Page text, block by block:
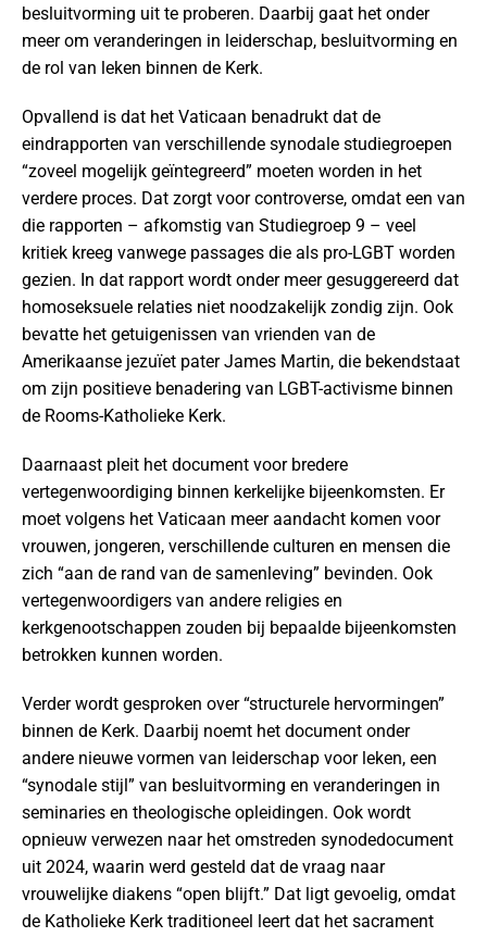
besluitvorming uit te proberen. Daarbij gaat het onder
meer om veranderingen in leiderschap, besluitvorming en
de rol van leken binnen de Kerk.
Opvallend is dat het Vaticaan benadrukt dat de
eindrapporten van verschillende synodale studiegroepen
“zoveel mogelijk geïntegreerd” moeten worden in het
verdere proces. Dat zorgt voor controverse, omdat een van
die rapporten – afkomstig van Studiegroep 9 – veel
kritiek kreeg vanwege passages die als pro-LGBT worden
gezien. In dat rapport wordt onder meer gesuggereerd dat
homoseksuele relaties niet noodzakelijk zondig zijn. Ook
bevatte het getuigenissen van vrienden van de
Amerikaanse jezuïet pater James Martin, die bekendstaat
om zijn positieve benadering van LGBT-activisme binnen
de Rooms-Katholieke Kerk.
Daarnaast pleit het document voor bredere
vertegenwoordiging binnen kerkelijke bijeenkomsten. Er
moet volgens het Vaticaan meer aandacht komen voor
vrouwen, jongeren, verschillende culturen en mensen die
zich “aan de rand van de samenleving” bevinden. Ook
vertegenwoordigers van andere religies en
kerkgenootschappen zouden bij bepaalde bijeenkomsten
betrokken kunnen worden.
Verder wordt gesproken over “structurele hervormingen”
binnen de Kerk. Daarbij noemt het document onder
andere nieuwe vormen van leiderschap voor leken, een
“synodale stijl” van besluitvorming en veranderingen in
seminaries en theologische opleidingen. Ook wordt
opnieuw verwezen naar het omstreden synodedocument
uit 2024, waarin werd gesteld dat de vraag naar
vrouwelijke diakens “open blijft.” Dat ligt gevoelig, omdat
de Katholieke Kerk traditioneel leert dat het sacrament